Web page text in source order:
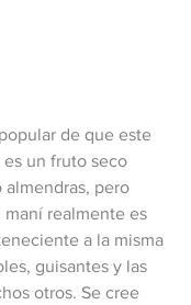
de que este
un fruto seco
almendras, pero
realmente es
a la misma
guisantes y las
otros. Se cree